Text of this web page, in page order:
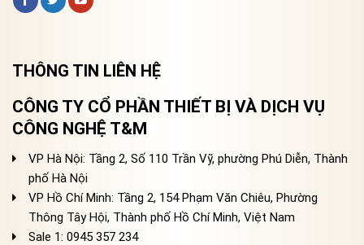
THÔNG TIN LIÊN HỆ
CÔNG TY CỔ PHẦN THIẾT BỊ VÀ DỊCH VỤ
CÔNG NGHỆ T&M
VP Hà Nội: Tầng 2, Số 110 Trần Vỹ, phường Phú Diễn, Thành
phố Hà Nội
VP Hồ Chí Minh: Tầng 2, 154 Phạm Văn Chiêu, Phường
Thông Tây Hội, Thành phố Hồ Chí Minh, Việt Nam
Sale 1: 0945 357 234